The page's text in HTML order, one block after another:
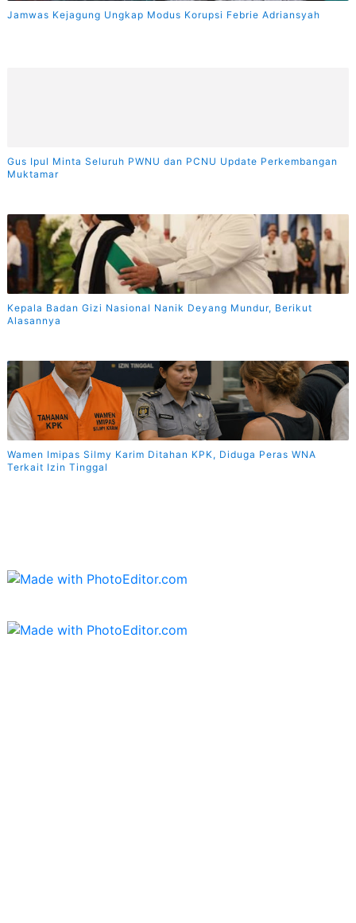
Jamwas Kejagung Ungkap Modus Korupsi Febrie Adriansyah
Gus Ipul Minta Seluruh PWNU dan PCNU Update Perkembangan
Muktamar
Kepala Badan Gizi Nasional Nanik Deyang Mundur, Berikut
Alasannya
Wamen Imipas Silmy Karim Ditahan KPK, Diduga Peras WNA
Terkait Izin Tinggal